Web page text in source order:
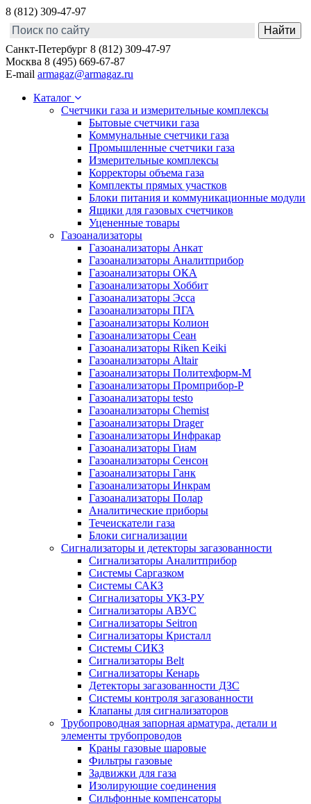
8 (812) 309-47-97
Санкт-Петербург 8 (812) 309-47-97
Москва 8 (495) 669-67-87
E-mail armagaz@armagaz.ru
Каталог
Счетчики газа и измерительные комплексы
Бытовые счетчики газа
Коммунальные счетчики газа
Промышленные счетчики газа
Измерительные комплексы
Корректоры объема газа
Комплекты прямых участков
Блоки питания и коммуникационные модули
Ящики для газовых счетчиков
Уцененные товары
Газоанализаторы
Газоанализаторы Анкат
Газоанализаторы Аналитприбор
Газоанализаторы ОКА
Газоанализаторы Хоббит
Газоанализаторы Эсса
Газоанализаторы ПГА
Газоанализаторы Колион
Газоанализаторы Сеан
Газоанализаторы Riken Keiki
Газоанализаторы Altair
Газоанализаторы Политехформ-М
Газоанализаторы Промприбор-Р
Газоанализаторы testo
Газоанализаторы Chemist
Газоанализаторы Drager
Газоанализаторы Инфракар
Газоанализаторы Гиам
Газоанализаторы Сенсон
Газоанализаторы Ганк
Газоанализаторы Инкрам
Газоанализаторы Полар
Аналитические приборы
Течеискатели газа
Блоки сигнализации
Сигнализаторы и детекторы загазованности
Сигнализаторы Аналитприбор
Системы Саргазком
Системы САКЗ
Сигнализаторы УКЗ-РУ
Сигнализаторы АВУС
Сигнализаторы Seitron
Сигнализаторы Кристалл
Системы СИКЗ
Сигнализаторы Belt
Сигнализаторы Кенарь
Детекторы загазованности ДЗС
Системы контроля загазованности
Клапаны для сигнализаторов
Трубопроводная запорная арматура, детали и
элементы трубопроводов
Краны газовые шаровые
Фильтры газовые
Задвижки для газа
Изолирующие соединения
Сильфонные компенсаторы